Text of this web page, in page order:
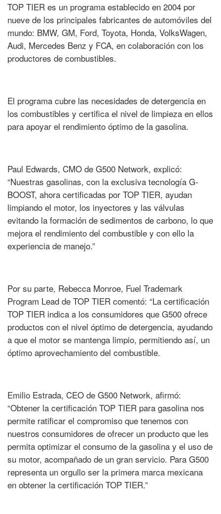
TOP TIER es un programa establecido en 2004 por
nueve de los principales fabricantes de automóviles del
mundo: BMW, GM, Ford, Toyota, Honda, VolksWagen,
Audi, Mercedes Benz y FCA, en colaboración con los
productores de combustibles.
El programa cubre las necesidades de detergencia en
los combustibles y certifica el nivel de limpieza en ellos
para apoyar el rendimiento óptimo de la gasolina.
Paul Edwards, CMO de G500 Network, explicó:
“Nuestras gasolinas, con la exclusiva tecnología G-
BOOST, ahora certificadas por TOP TIER, ayudan
limpiando el motor, los inyectores y las válvulas
evitando la formación de sedimentos de carbono, lo que
mejora el rendimiento del combustible y con ello la
experiencia de manejo.”
Por su parte, Rebecca Monroe, Fuel Trademark
Program Lead de TOP TIER comentó: “La certificación
TOP TIER indica a los consumidores que G500 ofrece
productos con el nivel óptimo de detergencia, ayudando
a que el motor se mantenga limpio, permitiendo así, un
óptimo aprovechamiento del combustible.
Emilio Estrada, CEO de G500 Network, afirmó:
“Obtener la certificación TOP TIER para gasolina nos
permite ratificar el compromiso que tenemos con
nuestros consumidores de ofrecer un producto que les
permita optimizar el consumo de la gasolina y el uso de
su motor, acompañado de un gran servicio. Para G500
representa un orgullo ser la primera marca mexicana
en obtener la certificación TOP TIER.”